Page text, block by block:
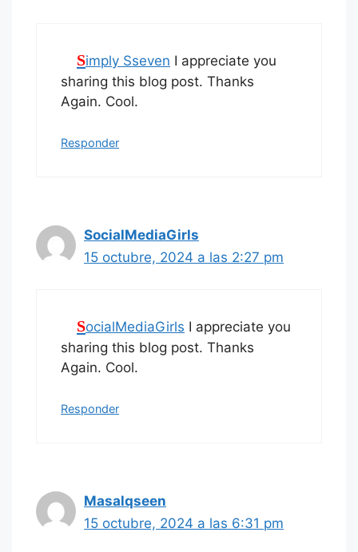
Simply Sseven I appreciate you
sharing this blog post. Thanks
Again. Cool.
Responder
SocialMediaGirls
15 octubre, 2024 a las 2:27 pm
SocialMediaGirls I appreciate you
sharing this blog post. Thanks
Again. Cool.
Responder
Masalqseen
15 octubre, 2024 a las 6:31 pm